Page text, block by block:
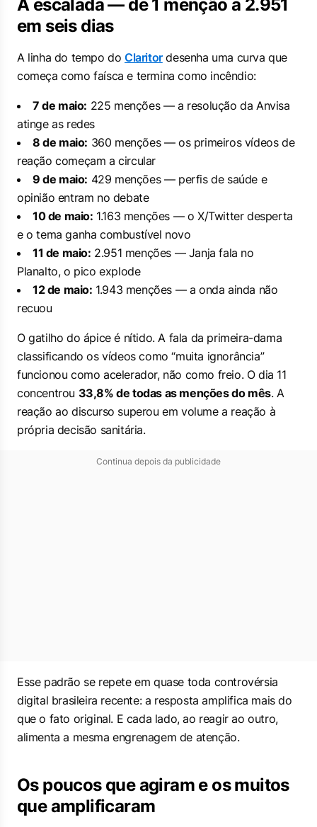
A escalada — de 1 menção a 2.951
em seis dias
A linha do tempo do Claritordesenha uma curva que
começa como faísca e termina como incêndio:
7 de maio: 225 menções — a resolução da Anvisa
atinge as redes
8 de maio: 360 menções — os primeiros vídeos de
reação começam a circular
9 de maio: 429 menções — perfis de saúde e
opinião entram no debate
10 de maio: 1.163 menções — o X/Twitter desperta
e o tema ganha combustível novo
11 de maio: 2.951 menções — Janja fala no
Planalto, o pico explode
12 de maio: 1.943 menções — a onda ainda não
recuou
O gatilho do ápice é nítido. A fala da primeira-dama
classificando os vídeos como “muita ignorância”
funcionou como acelerador, não como freio. O dia 11
concentrou 33,8% de todas as menções do mês. A
reação ao discurso superou em volume a reação à
própria decisão sanitária.
Continua depois da publicidade
Esse padrão se repete em quase toda controvérsia
digital brasileira recente: a resposta amplifica mais do
que o fato original. E cada lado, ao reagir ao outro,
alimenta a mesma engrenagem de atenção.
Os poucos que agiram e os muitos
que amplificaram